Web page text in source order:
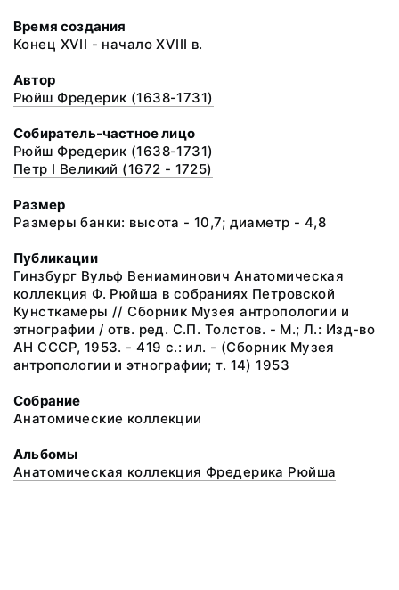
Время создания
Конец ХVII - начало XVIII в.
Автор
Рюйш Фредерик (1638-1731)
Собиратель-частное лицо
Рюйш Фредерик (1638-1731)
Петр I Великий (1672 - 1725)
Размер
Размеры банки: высота - 10,7; диаметр - 4,8
Публикации
Гинзбург Вульф Вениаминович Анатомическая
коллекция Ф. Рюйша в собраниях Петровской
Кунсткамеры // Сборник Музея антропологии и
этнографии / отв. ред. С.П. Толстов. - М.; Л.: Изд-во
АН СССР, 1953. - 419 с.: ил. - (Сборник Музея
антропологии и этнографии; т. 14) 1953
Собрание
Анатомические коллекции
Альбомы
Анатомическая коллекция Фредерика Рюйша